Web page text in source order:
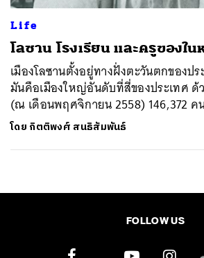
Life
โลซาน โรงเรียน และครูของใน
เมืองโลซานตั้งอยู่ทางฝั่งตะวันตกของป
มันคือเมืองใหญ่อันดับที่สี่ของประเทศ ด้
(ณ เดือนพฤศจิกายน 2558) 146,372 ค
โดย กิตติพงศ์ สนธิสัมพันธ์
FOLLOW US